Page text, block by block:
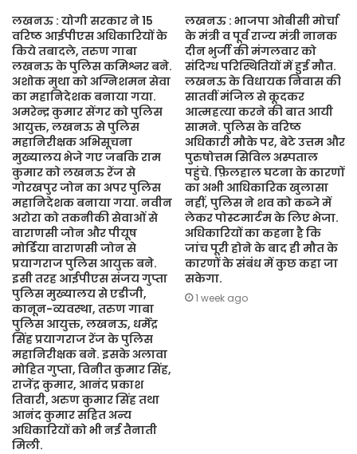
लखनऊ : योगी सरकार ने 15
वरिष्ठ आईपीएस अधिकारियों के
किये तबादले, तरुण गाबा
लखनऊ के पुलिस कमिश्नर बने.
अशोक मुथा को अग्निशमन सेवा
का महानिदेशक बनाया गया.
अमरेन्द्र कुमार सेंगर को पुलिस
आयुक्त, लखनऊ से पुलिस
महानिरीक्षक अभिसूचना
मुख्यालय भेजे गए जबकि राम
कुमार को लखनऊ रेंज से
गोरखपुर जोन का अपर पुलिस
महानिदेशक बनाया गया. नवीन
अरोरा को तकनीकी सेवाओं से
वाराणसी जोन और पीयूष
मोर्डिया वाराणसी जोन से
प्रयागराज पुलिस आयुक्त बने.
इसी तरह आईपीएस संजय गुप्ता
पुलिस मुख्यालय से एडीजी,
कानून-व्यवस्था, तरुण गाबा
पुलिस आयुक्त, लखनऊ, धर्मेंद्र
सिंह प्रयागराज रेंज के पुलिस
महानिरीक्षक बने. इसके अलावा
मोहित गुप्ता, विनीत कुमार सिंह,
राजेंद्र कुमार, आनंद प्रकाश
तिवारी, अरुण कुमार सिंह तथा
आनंद कुमार सहित अन्य
अधिकारियों को भी नई तैनाती
मिली.
लखनऊ : भाजपा ओबीसी मोर्चा
के मंत्री व पूर्व राज्य मंत्री नानक
दीन भुर्जी की मंगलवार को
संदिग्ध परिस्थितियों में हुई मौत.
लखनऊ के विधायक निवास की
सातवीं मंजिल से कूदकर
आत्महत्या करने की बात आयी
सामने. पुलिस के वरिष्ठ
अधिकारी मौके पर, बेटे उत्तम और
पुरुषोत्तम सिविल अस्पताल
पहुंचे. फ़िलहाल घटना के कारणों
का अभी आधिकारिक खुलासा
नहीं, पुलिस ने शव को कब्जे में
लेकर पोस्टमार्टम के लिए भेजा.
अधिकारियों का कहना है कि
जांच पूरी होने के बाद ही मौत के
कारणों के संबंध में कुछ कहा जा
सकेगा.
1 week ago